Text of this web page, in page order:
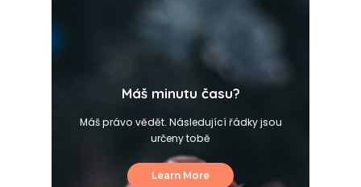
Máš minutu času?
Máš právo vědět. Následující řádky jsou
určeny tobě
Learn More